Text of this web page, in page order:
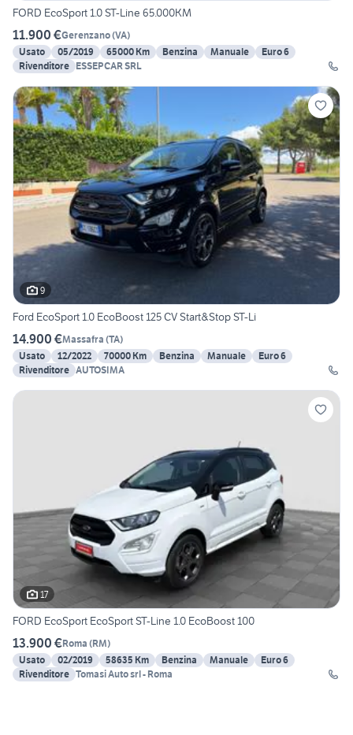
FORD EcoSport 1.0 ST-Line 65.000KM
11.900 €Gerenzano(VA)
Usato
05/2019 65000 Km Benzina Manuale
Euro 6
Rivenditore ESSEPCAR SRL
9
Ford EcoSport 1.0 EcoBoost 125 CV Start&Stop ST-Li
14.900 €Massafra (TA)
Usato
12/2022 70000 Km Benzina Manuale
Euro 6
Rivenditore AUTOSIMA
17
FORD EcoSport EcoSport ST-Line 1.0 EcoBoost 100
13.900 €Roma (RM)
Usato
02/2019 58635 Km Benzina Manuale
Euro 6
Rivenditore Tomasi Auto srl - Roma